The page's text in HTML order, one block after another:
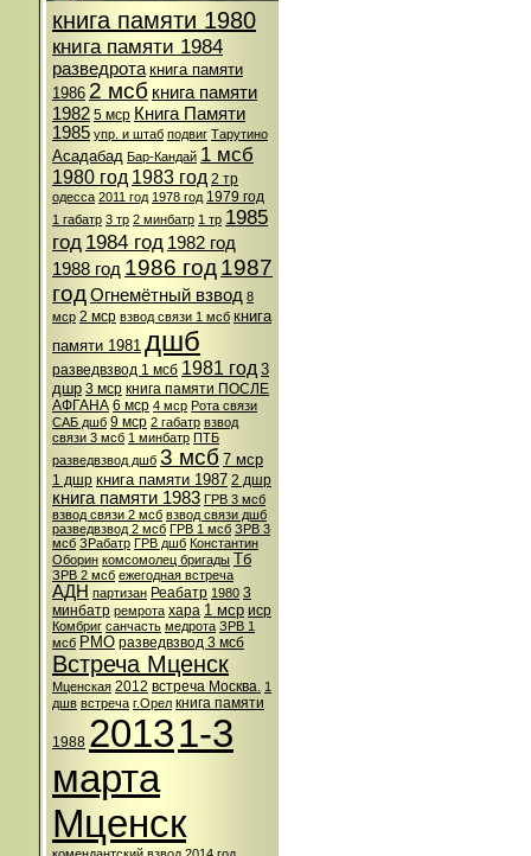
книга памяти 1980
книга памяти 1984
разведрота книга памяти
1986 2 мсб книга памяти
1982 5 мср Книга Памяти
1985 упр. и штаб подвиг Тарутино
Асадабад Бар-Кандай 1 мсб
1980 год 1983 год 2 тр
одесса 2011 год 1978 год 1979 год
1 габатр 3 тр 2 минбатр 1 тр 1985
год 1984 год 1982 год
1988 год 1986 год1987
годОгнемётный взвод 8
мср 2 мср взвод связи 1 мсб книга
памяти 1981 дшб
разведвзвод 1 мсб 1981 год 3
дшр 3 мср книга памяти ПОСЛЕ
АФГАНА 6 мср 4 мср Рота связи
САБ дшб 9 мср 2 габатр взвод
связи 3 мсб 1 минбатр ПТБ
разведвзвод дшб 3 мсб 7 мср
1 дшр книга памяти 1987 2 дшр
книга памяти 1983 ГРВ 3 мсб
взвод связи 2 мсб взвод связи дшб
разведвзвод 2 мсб ГРВ 1 мсб ЗРВ 3
мсб ЗРабатр ГРВ дшб Константин
Оборин комсомолец бригады Тб
ЗРВ 2 мсб ежегодная встреча
АДН партизан Реабатр 1980 3
минбатр ремрота хара 1 мср иср
Комбриг санчасть медрота ЗРВ 1
мсб РМО разведвзвод 3 мсб
Встреча Мценск
Мценская 2012 встреча Москва. 1
дшв встреча г.Орел книга памяти
1988 20131-3
марта
Мценск